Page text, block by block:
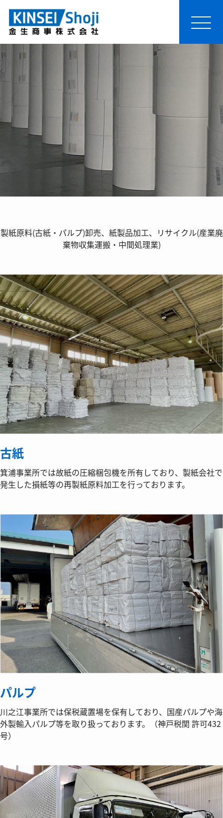
SERVICE
事業紹介
製紙原料(古紙・パルプ)卸売、紙製品加工、リサイクル(産業廃
棄物収集運搬・中間処理業)
古紙
箕浦事業所では故紙の圧縮梱包機を所有しており、製紙会社で
発生した損紙等の再製紙原料加工を行っております。
パルプ
川之江事業所では保税蔵置場を保有しており、国産パルプや海
外製輸入パルプ等を取り扱っております。（神戸税関 許可432
号）